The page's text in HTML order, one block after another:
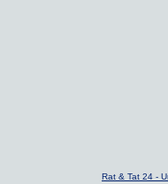
Rat & Tat 24 -